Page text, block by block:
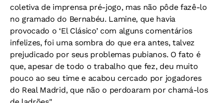
coletiva de imprensa pré-jogo, mas não pôde fazê-lo
no gramado do Bernabéu. Lamine, que havia
provocado o ‘El Clásico’ com alguns comentários
infelizes, foi uma sombra do que era antes, talvez
prejudicado por seus problemas pubianos. O fato é
que, apesar de todo o trabalho que fez, deu muito
pouco ao seu time e acabou cercado por jogadores
do Real Madrid, que não o perdoaram por chamá-los